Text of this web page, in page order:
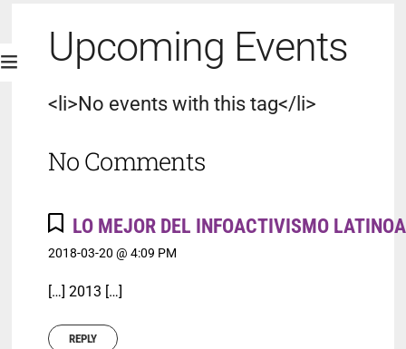
Upcoming Events
<li>No events with this tag</li>
No Comments
LO MEJOR DEL INFOACTIVISMO
2018-03-20 @ 4:09 PM
[…] 2013 […]
REPLY